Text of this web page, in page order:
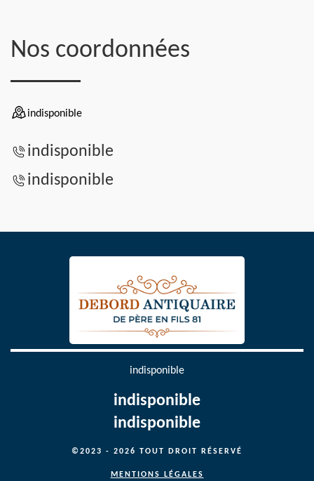
Nos coordonnées
indisponible
indisponible
indisponible
indisponible
indisponible
indisponible
©2023 - 2026 TOUT DROIT RÉSERVÉ
MENTIONS LÉGALES